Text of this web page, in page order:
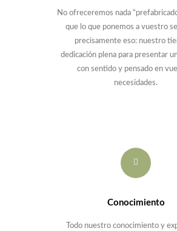
No ofreceremos nada
que lo que ponemos a vuestro
precisamente eso: nuestro
dedicación plena para presentar
con sentido y pensado en
necesidades.
Conocimiento
Todo nuestro conocimiento y